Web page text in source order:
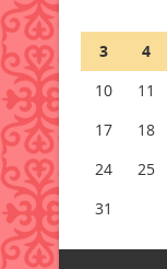
болып
қалай
08
1
шектеу:
3
4
10
11
17
18
24
25
31